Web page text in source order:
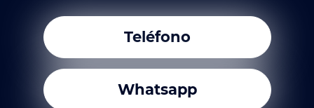
Teléfono
Whatsapp